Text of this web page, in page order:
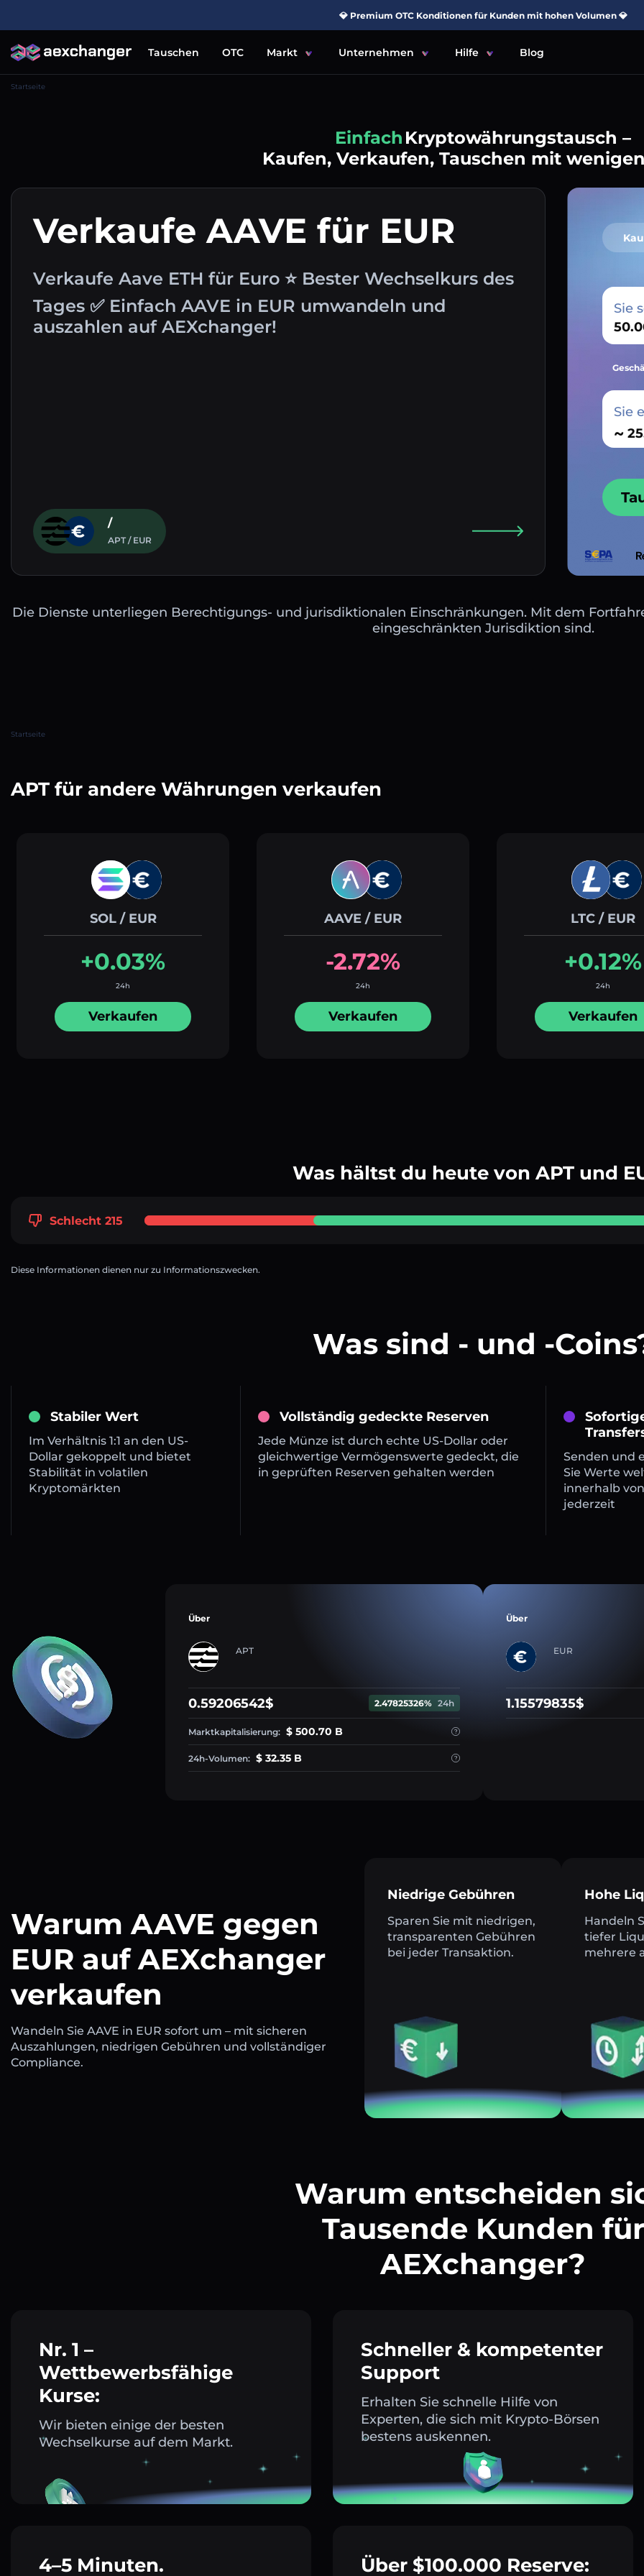
💎 Premium OTC Konditionen für Kunden mit hohen Volumen 💎
Tauschen OTC Markt Unternehmen Hilfe Blog
Startseite
Einfach Kryptowährungstausch –
Kaufen, Verkaufen, Tauschen mit
Verkaufe AAVE für EUR
Verkaufe Aave ETH für Euro ⭐ Bester Wechselkurs des
Tages ✅ Einfach AAVE in EUR umwandeln und
auszahlen auf AEXchanger!
/
APT / EUR
Sie
Sie
~
Die Dienste unterliegen Berechtigungs- und jurisdiktionalen Einschränkungen. Mit dem
eingeschränkten Jurisdiktion sind.
Startseite
APT für andere Währungen verkaufen
SOL / EUR
+0.03%
24h
Verkaufen
AAVE / EUR
-2.72%
24h
Verkaufen
LTC / EUR
+0.12%
24h
Verkaufen
Was hältst du heute von APT und
Schlecht 215
Diese Informationen dienen nur zu Informationszwecken.
Was sind - und -
Stabiler Wert
Im Verhältnis 1:1 an den US-
Dollar gekoppelt und bietet
Stabilität in volatilen
Kryptomärkten
Vollständig gedeckte Reserven
Jede Münze ist durch echte US-Dollar oder
gleichwertige Vermögenswerte gedeckt, die
in geprüften Reserven gehalten werden
Senden und
Sie Werte
innerhalb
jederzeit
Über
APT
0.59206542$ 2.47825326% 24h
Marktkapitalisierung: $ 500.70 B
24h-Volumen: $ 32.35 B
Über
EUR
1.15579835$
Warum AAVE gegen
EUR auf AEXchanger
verkaufen
Wandeln Sie AAVE in EUR sofort um – mit sicheren
Auszahlungen, niedrigen Gebühren und vollständiger
Compliance.
Niedrige Gebühren
Sparen Sie mit niedrigen,
transparenten Gebühren
bei jeder Transaktion.
Hohe
Handeln
tiefer
mehrere
Warum entscheiden
Tausende Kunden für
AEXchanger?
Nr. 1 –
Wettbewerbsfähige
Kurse:
Wir bieten einige der besten
Wechselkurse auf dem Markt.
Schneller & kompetenter
Support
Erhalten Sie schnelle Hilfe von
Experten, die sich mit Krypto-Börsen
bestens auskennen.
4–5 Minuten. Über $100.000 Reserve: